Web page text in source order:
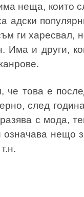
неща, които
адски
ги харесвал,
Има и други,
това е
след
с мода,
нещо